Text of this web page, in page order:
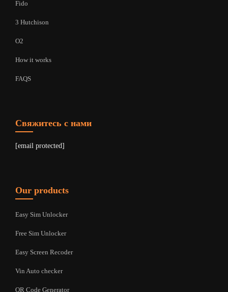
Fido
3 Hutchison
O2
How it works
FAQS
Свяжитесь с нами
[email protected]
Our products
Easy Sim Unlocker
Free Sim Unlocker
Easy Screen Recoder
Vin Auto checker
QR Code Generator